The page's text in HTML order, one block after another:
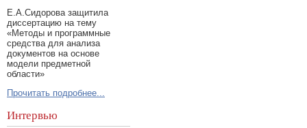
Е.А.Сидорова защитила
диссертацию на тему
«Методы и программные
средства для анализа
документов на основе
модели предметной
области»
Прочитать подробнее...
Интервью